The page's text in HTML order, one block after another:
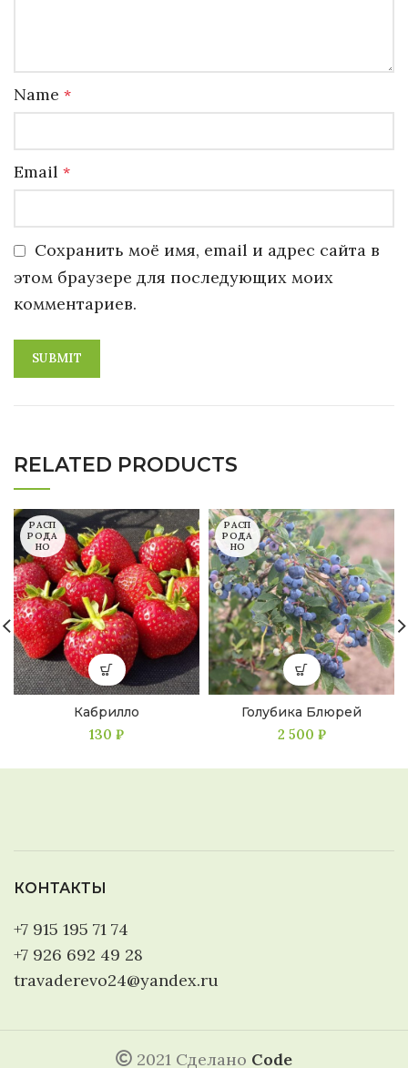
Name *
Email *
Сохранить моё имя, email и адрес сайта в
этом браузере для последующих моих
комментариев.
RELATED PRODUCTS
РАСП
РОДА
НО
Кабрилло
130 ₽
РАСП
РОДА
НО
Голубика Блюрей
2 500 ₽
КОНТАКТЫ
+7 915 195 71 74
+7 926 692 49 28
travaderevo24@yandex.ru
2021 Сделано Code